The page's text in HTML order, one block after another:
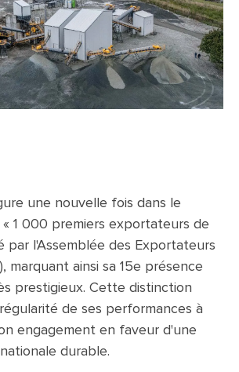
une nouvelle fois dans le
1 000 premiers exportateurs de
par l'Assemblée des Exportateurs
marquant ainsi sa 15e présence
prestigieux. Cette distinction
de ses performances à
engagement en faveur d'une
durable.